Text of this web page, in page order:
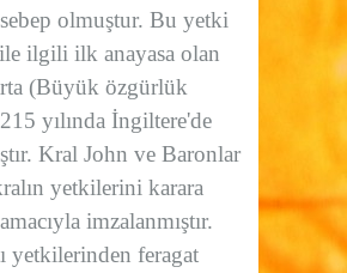
sebep olmuştur. Bu yetki
ile ilgili ilk anayasa olan
(Büyük özgürlük
yılında İngiltere'de
Kral John ve Baronlar
yetkilerini karara
imzalanmıştır.
yetkilerinden feragat